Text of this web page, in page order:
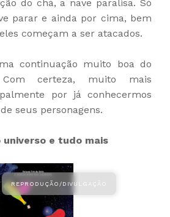
do chá, a nave paralisa. Só
parar e ainda por cima, bem
começam a ser atacados.
continuação muito boa do
certeza, muito mais
por já conhecermos
seus personagens.
universo e tudo mais